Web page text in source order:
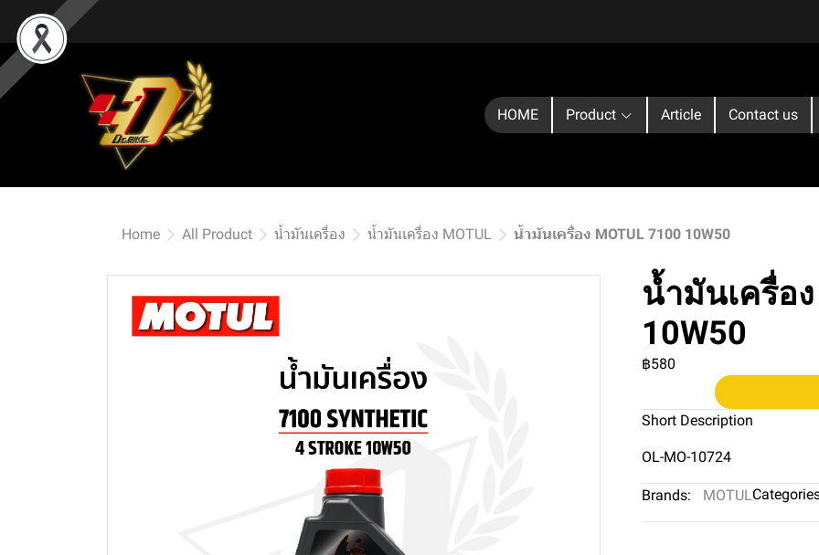
HOME Product Article Contact us
Home All Product น้ำมันเครื่อง น้ำมันเครื่อง MOTUL น้ำมันเครื่อง MOTUL 7100 10W50
น้ำมันเครื่อ
10W50
฿580
Short Description
OL-MO-10724
Brands: MOTUL